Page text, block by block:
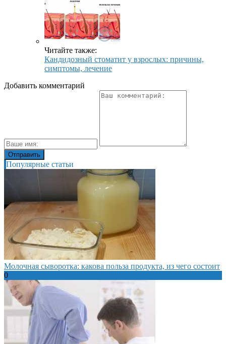
Читайте также:
Кандидозный стоматит у взрослых: причины,
симптомы, лечение
Добавить комментарий
Популярные статьи
Молочная сыворотка: какова польза продукта, из чего состоит
0